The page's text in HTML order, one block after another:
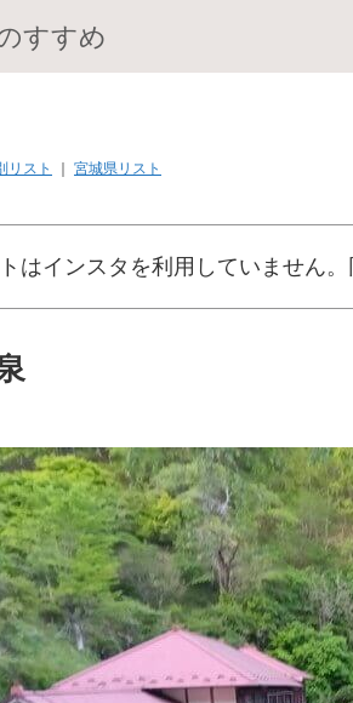
すすめ
リスト 宮城県リスト
はインスタを利用していません